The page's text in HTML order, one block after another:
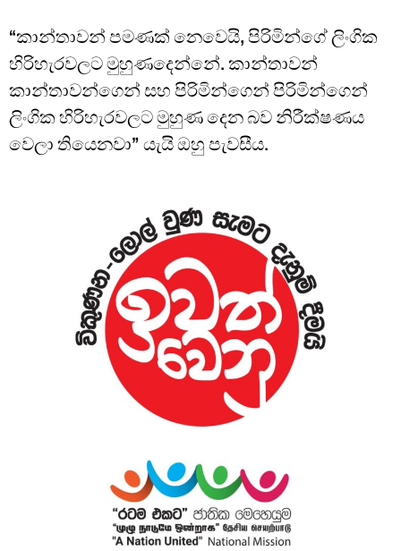
“කාන්තාවන් පමණක් නෙවෙයි, පිරිමින්ගේ ලිංගික
හිරිහැරවලට මුහුණදෙන්නේ. කාන්තාවන්
කාන්තාවන්ගෙන් සහ පිරිමින්ගෙන් පිරිමින්ගෙන්
ලිංගික හිරිහැරවලට මුහුණ දෙන බව නිරීක්ෂණය
වෙලා තියෙනවා” යැයි ඔහු පැවසීය.